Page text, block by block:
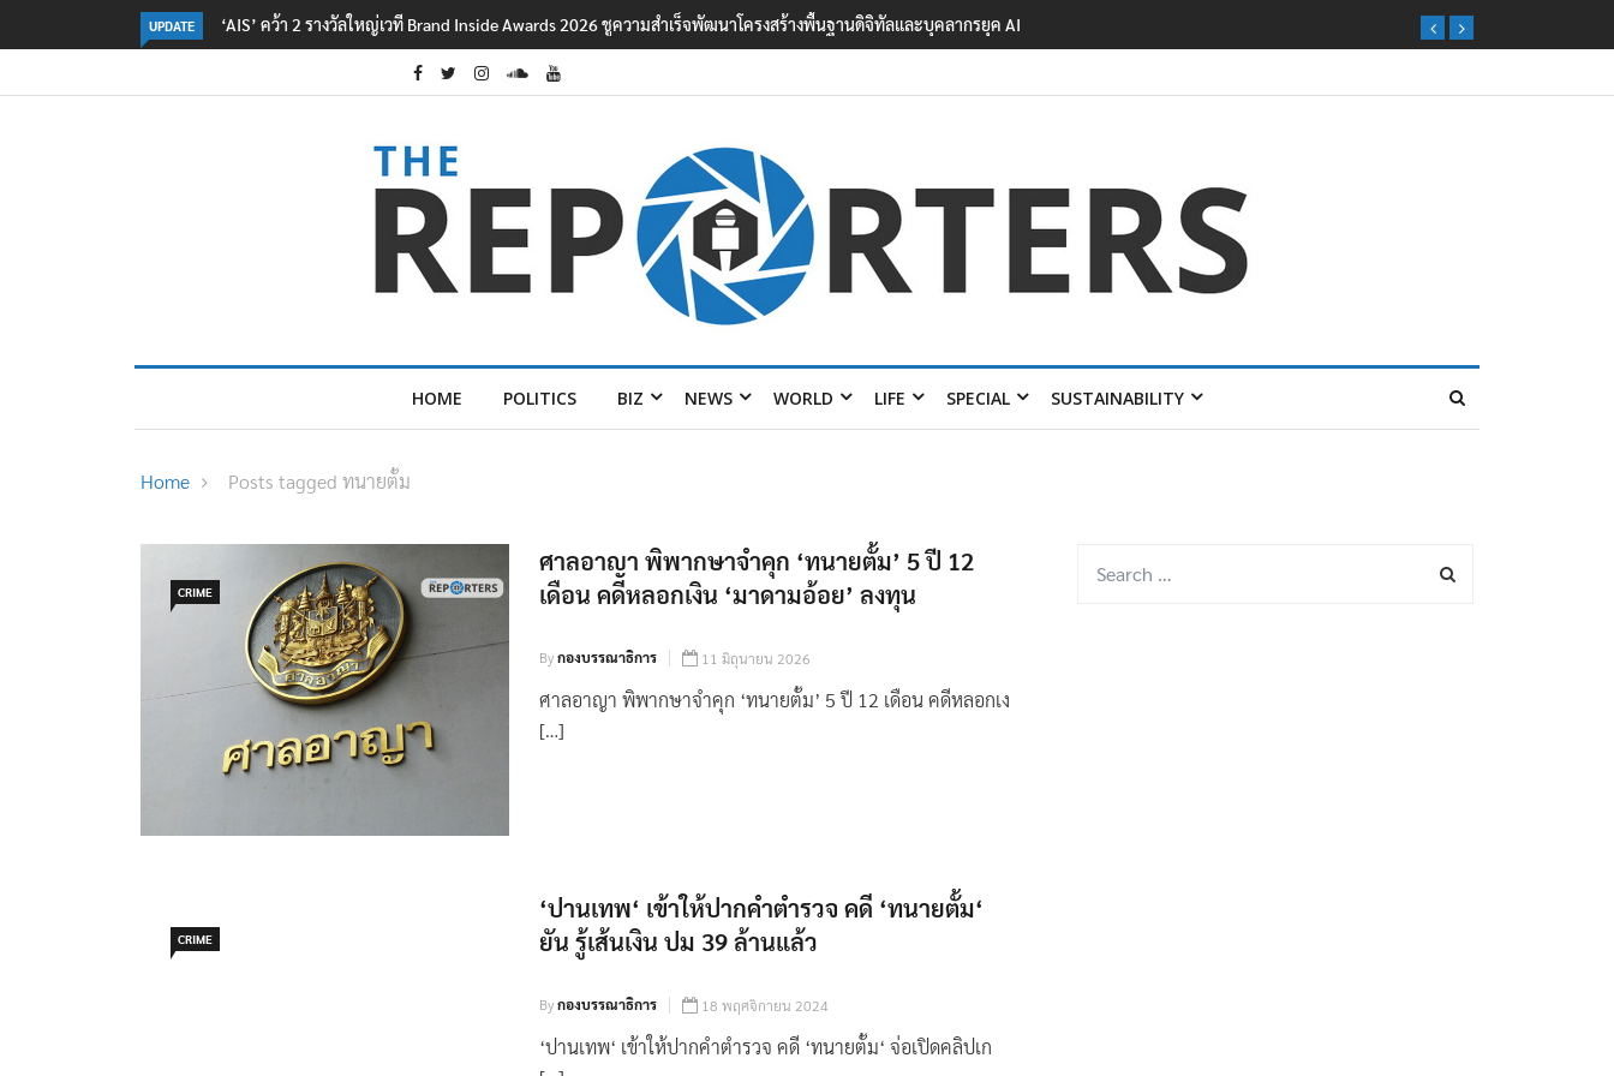
UPDATE ‘AIS’ คว้า 2 รางวัลใหญ่เวที Brand Inside Awards 2026 ชูความสำเร็จพัฒนาโครงสร้างพื้นฐานดิจิทัลและบุคลากรยุค AI
HOME POLITICS BIZ NEWS WORLD LIFE SPECIAL SUSTAINABILITY
Home Posts tagged ทนายตั้ม
CRIME
ศาลอาญา พิพากษาจำคุก ‘ทนายตั้ม’ 5 ปี 12
เดือน คดีหลอกเงิน ‘มาดามอ้อย’ ลงทุน
Byกองบรรณาธิการ 11 มิถุนายน 2026
ศาลอาญา พิพากษาจำคุก ‘ทนายตั้ม’ 5 ปี 12 เดือน คดีหลอกเง
[…]
CRIME
‘ปานเทพ‘ เข้าให้ปากคำตำรวจ คดี ‘ทนายตั้ม‘
ยัน รู้เส้นเงิน ปม 39 ล้านแล้ว
Byกองบรรณาธิการ 18 พฤศจิกายน 2024
‘ปานเทพ‘ เข้าให้ปากคำตำรวจ คดี ‘ทนายตั้ม‘ จ่อเปิดคลิปเก